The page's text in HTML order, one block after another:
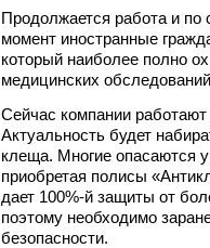
Продолжается работа и по
момент иностранные
который наиболее полно
медицинских
Сейчас компании
Актуальность будет
клеща. Многие опасаются
приобретая полисы
дает 100%-й защиты от
поэтому необходимо
безопасности.